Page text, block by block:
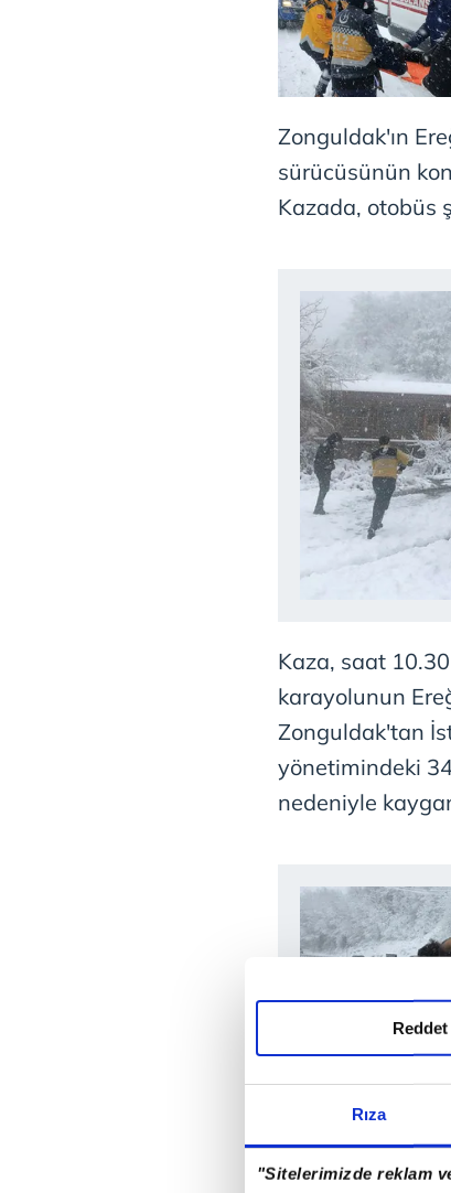
Rıza
"Sitelerimizde reklam
Reddet
Zonguldak'ın
sürücüsünün
Kazada, otobüs
Kaza, saat
karayolunun
Zonguldak'tan
yönetimindeki
nedeniyle